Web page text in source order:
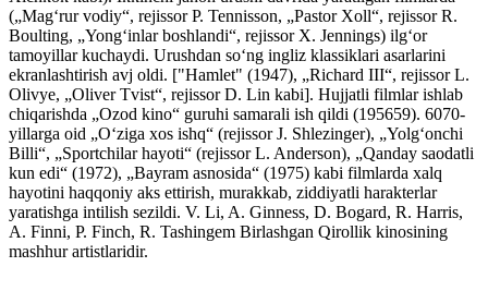
(„Magʻrur vodiy“, rejissor P. Tennisson, „Pastor Xoll“, rejissor R.
Boulting, „Yongʻinlar boshlandi“, rejissor X. Jennings) ilgʻor
tamoyillar kuchaydi. Urushdan soʻng ingliz klassiklari asarlarini
ekranlashtirish avj oldi. ["Hamlet" (1947), „Richard III“, rejissor L.
Olivye, „Oliver Tvist“, rejissor D. Lin kabi]. Hujjatli filmlar ishlab
chiqarishda „Ozod kino“ guruhi samarali ish qildi (195659). 6070-
yillarga oid „Oʻziga xos ishq“ (rejissor J. Shlezinger), „Yolgʻonchi
Billi“, „Sportchilar hayoti“ (rejissor L. Anderson), „Qanday saodatli
kun edi“ (1972), „Bayram asnosida“ (1975) kabi filmlarda xalq
hayotini haqqoniy aks ettirish, murakkab, ziddiyatli harakterlar
yaratishga intilish sezildi. V. Li, A. Ginness, D. Bogard, R. Harris,
A. Finni, P. Finch, R. Tashingem Birlashgan Qirollik kinosining
mashhur artistlaridir.